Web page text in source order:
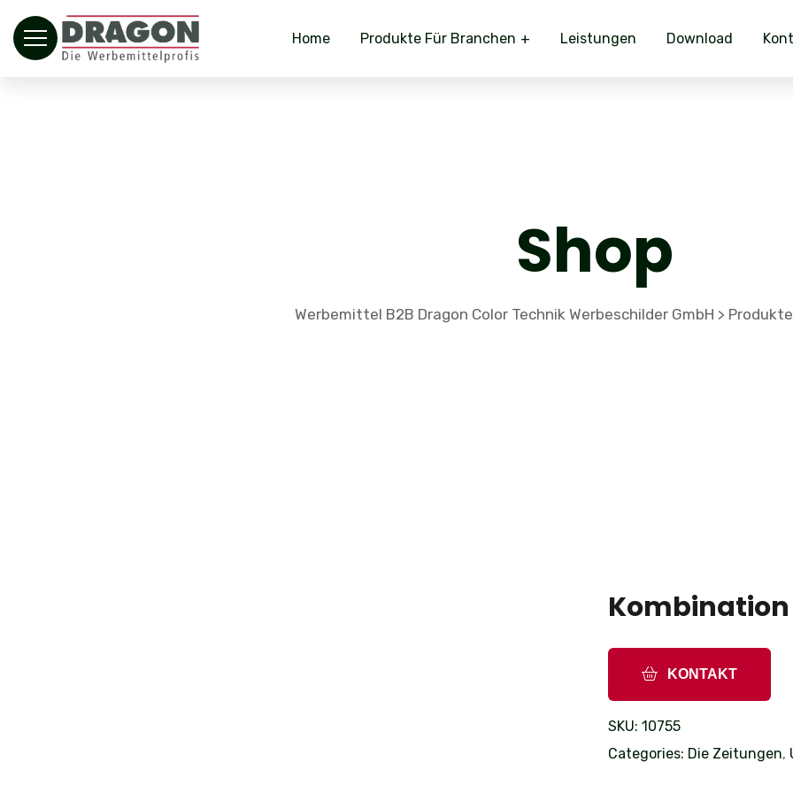
Home Produkte Für Branchen Leistungen Download
Shop
Werbemittel B2B Dragon Color Technik Werbeschilder GmbH > Produkte
Kombination
KONTAKT
SKU: 10755
Categories: Die Zeitungen,